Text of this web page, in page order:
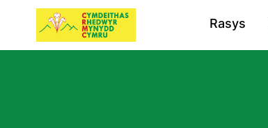
Rasys